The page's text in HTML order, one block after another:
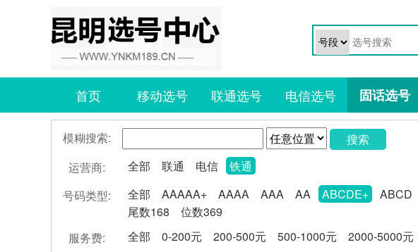
首页 移动选号 联通选号 电信选号 固话选号
模糊搜索:
搜索
运营商:
全部 联通 电信
铁通
号码类型:
全部 AAAAA+ AAAA AAA AA ABCDE+ ABCD
尾数168
位数369
服务费:
全部 0-200元 200-500元 500-1000元 2000-5000元